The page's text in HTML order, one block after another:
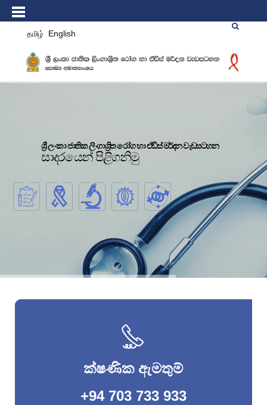
தமிழ் English
ශ්‍රී ලංකා ජාතික ලිංගාශ්‍රිත රෝග හා ඒඩිස් මර්දන වැඩසටහන
සාදරයෙන් පිළිගනිමු
ක්ෂණික ඇමතුම්
+94 703 733 933